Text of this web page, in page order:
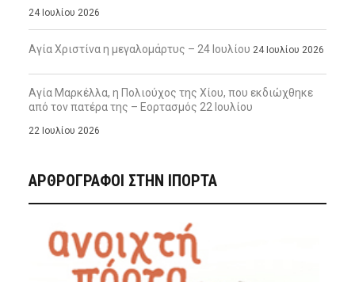
24 Ιουλίου 2026
Αγία Χριστίνα η μεγαλομάρτυς – 24 Ιουλίου 24 Ιουλίου 2026
Αγία Μαρκέλλα, η Πολιούχος της Χίου, που εκδιώχθηκε
από τον πατέρα της – Εορτασμός 22 Ιουλίου
22 Ιουλίου 2026
ΑΡΘΡΟΓΡΑΦΟΙ ΣΤΗΝ IΠΟΡΤΑ